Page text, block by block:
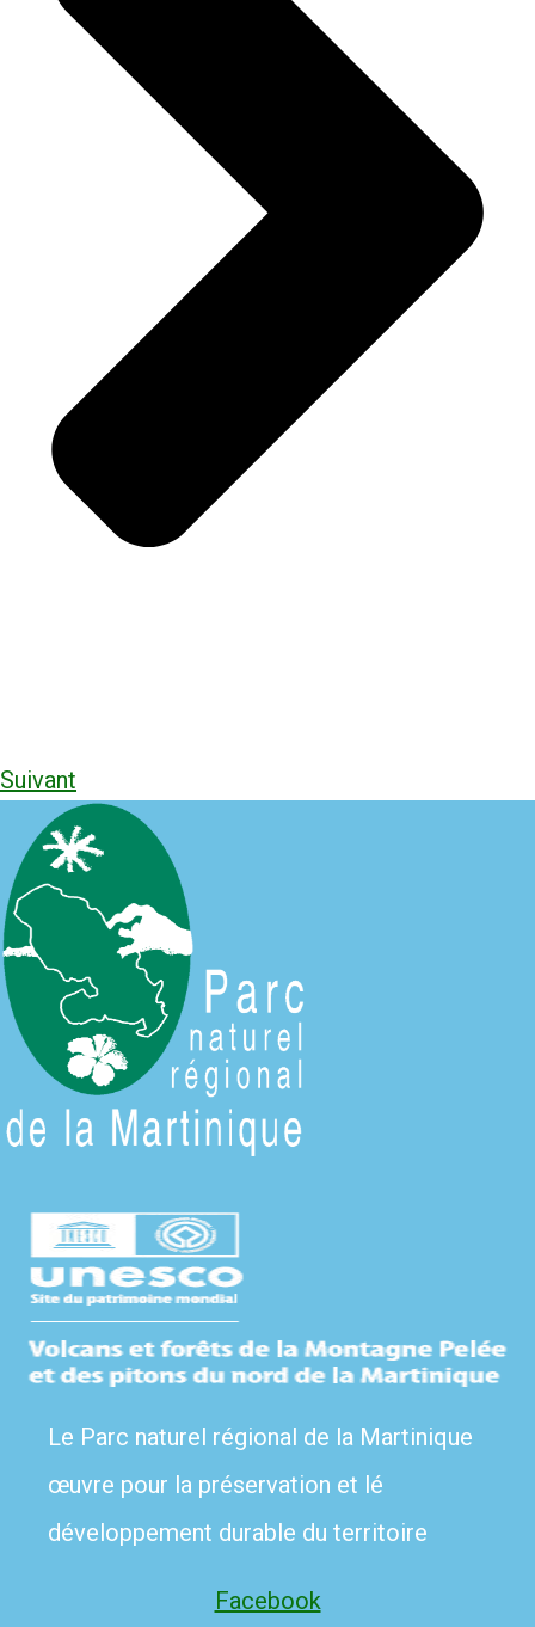
Suivant
Le Parc naturel régional de la Martinique
œuvre pour la préservation et lé
développement durable du territoire
Facebook